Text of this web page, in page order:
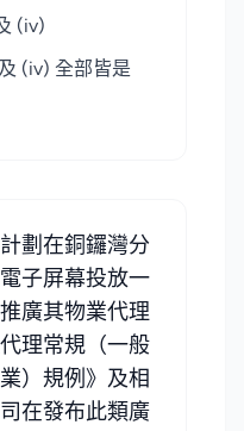
(iv)
(iv) 全部皆是
劃在銅鑼灣分
子屏幕投放一
廣其物業代理
理常規（一般
）規例》及相
在發布此類廣